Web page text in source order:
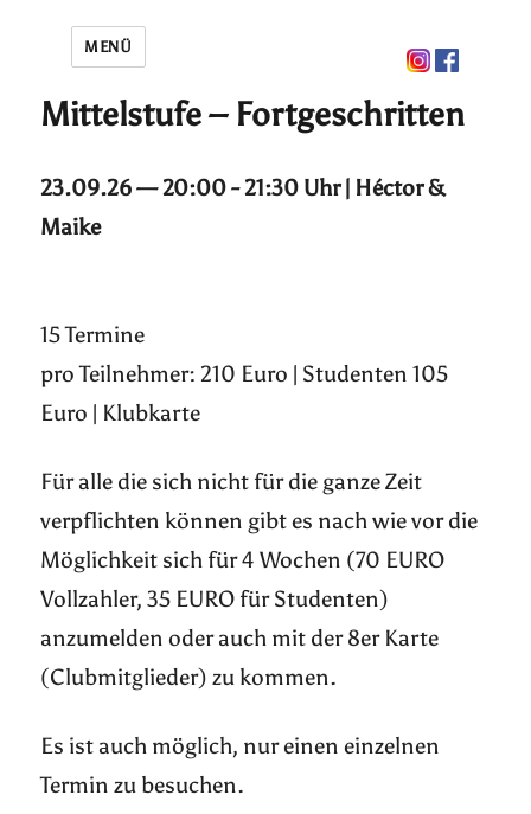
MENÜ
Mittelstufe – Fortgeschritten
23.09.26 — 20:00 - 21:30 Uhr | Héctor &
Maike
15 Termine
pro Teilnehmer: 210 Euro | Studenten 105
Euro | Klubkarte
Für alle die sich nicht für die ganze Zeit
verpflichten können gibt es nach wie vor die
Möglichkeit sich für 4 Wochen (70 EURO
Vollzahler, 35 EURO für Studenten)
anzumelden oder auch mit der 8er Karte
(Clubmitglieder) zu kommen.
Es ist auch möglich, nur einen einzelnen
Termin zu besuchen.